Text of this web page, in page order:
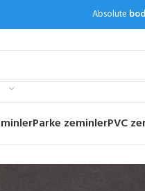
Absolute
Parke zeminlerPVC